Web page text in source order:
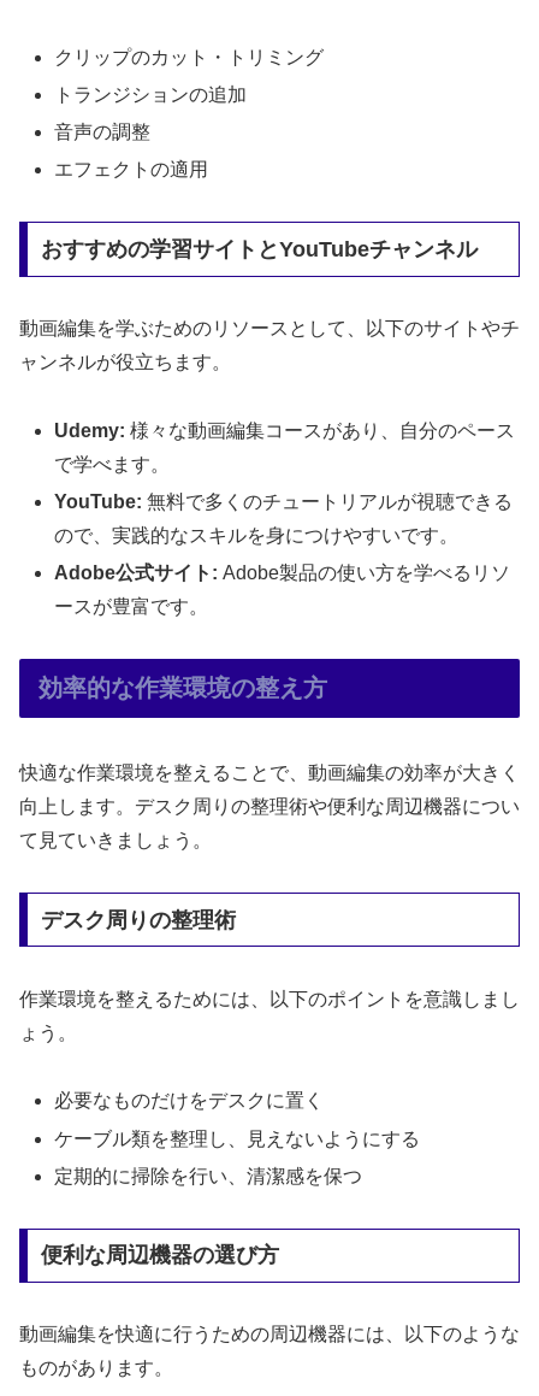
クリップのカット・トリミング
トランジションの追加
音声の調整
エフェクトの適用
おすすめの学習サイトとYouTubeチャンネル
動画編集を学ぶためのリソースとして、以下のサイトやチ
ャンネルが役立ちます。
Udemy: 様々な動画編集コースがあり、自分のペース
で学べます。
YouTube: 無料で多くのチュートリアルが視聴できる
ので、実践的なスキルを身につけやすいです。
Adobe公式サイト: Adobe製品の使い方を学べるリソ
ースが豊富です。
効率的な作業環境の整え方
快適な作業環境を整えることで、動画編集の効率が大きく
向上します。デスク周りの整理術や便利な周辺機器につい
て見ていきましょう。
デスク周りの整理術
作業環境を整えるためには、以下のポイントを意識しまし
ょう。
必要なものだけをデスクに置く
ケーブル類を整理し、見えないようにする
定期的に掃除を行い、清潔感を保つ
便利な周辺機器の選び方
動画編集を快適に行うための周辺機器には、以下のような
ものがあります。